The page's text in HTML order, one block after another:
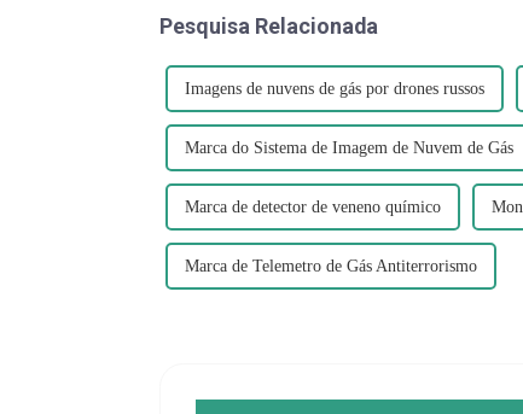
Pesquisa Relacionada
Imagens de nuvens de gás por drones russos
Marca do Sistema de Imagem de Nuvem de Gás
Marca de detector de veneno químico
Marca de Telemetro de Gás Antiterrorismo